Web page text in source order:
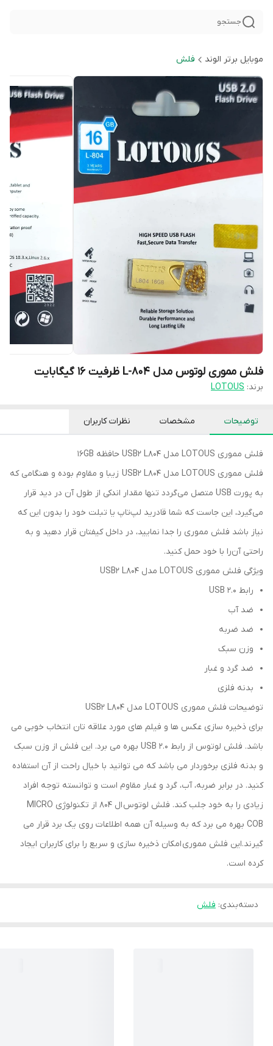
جستجو
موبایل برتر الوند فلش
فلش مموری لوتوس مدل L-804 ظرفیت 16 گیگابایت
برند: LOTOUS
توضیحات مشخصات نظرات کاربران
فلش مموری LOTOUS مدل USB2 L804 حافظه 16GB
فلش مموری LOTOUS مدل USB2 L804 زیبا و مقاوم بوده و هنگامی که
به پورت USB متصل می‌گردد تنها مقدار اندکی از طول آن در دید قرار
می‌گیرد، این جاست که شما قادرید لپ‌تاپ یا تبلت خود را بدون این که
نیاز باشد فلش مموری را جدا نمایید، در داخل کیفتان قرار دهید و به
راحتی آن‌را با خود حمل کنید.
ویژگی فلش مموری LOTOUS مدل USB2 L804
رابط USB 2.0
ضد آب
ضد ضربه
وزن سبک
ضد گرد و غبار
بدنه فلزی
توضیحات فلش مموری LOTOUS مدل USB2 L804
برای ذخیره سازی عکس ها و فیلم های مورد علاقه تان انتخاب خوبی می
باشد. فلش لوتوس از رابط USB 2.0 بهره می برد. این فلش از وزن سبک
و بدنه فلزی برخوردار می باشد که می توانید با خیال راحت از آن استفاده
کنید. در برابر ضربه، آب، گرد و غبار مقاوم است و توانسته توجه افراد
زیادی را به خود جلب کند. فلش لوتوس ال 804 از تکنولوژی MICRO
COB بهره می برد که به وسیله آن همه اطلاعات روی یک برد قرار می
گیرند.این فلش مموری امکان ذخیره سازی و سریع را برای کاربران ایجاد
کرده است.
دسته‌بندی: فلش